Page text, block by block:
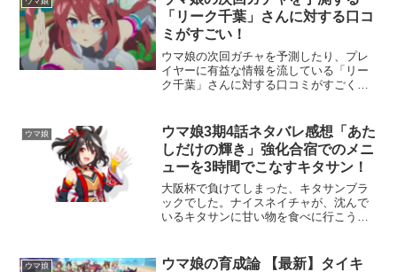
「リーク千葉」さんに対する口コ
ミがすごい！
ウマ娘の次回ガチャを予測したり、プレ
イヤーに有益な情報を流している「リー
ク千葉」さんに対する口コミがすごく
さんは、早くミッションをクリアするた
めに、裏技などを入手したり...
ウマ娘
ウマ娘3期4話ネタバレ感想「あた
しだけの輝き」強化合宿でのメニ
ューを3時間でこなすキタサン！
大阪杯で負けてしまった、キタサンブラ
ックでした。ナイスネイチャが、沈んで
いるキタサンに甘い物を食べに行こうと
の丈夫な体が守ってくれたのです。ナイ
ウマ娘 ウマ娘の育成論 【最新】タイキ